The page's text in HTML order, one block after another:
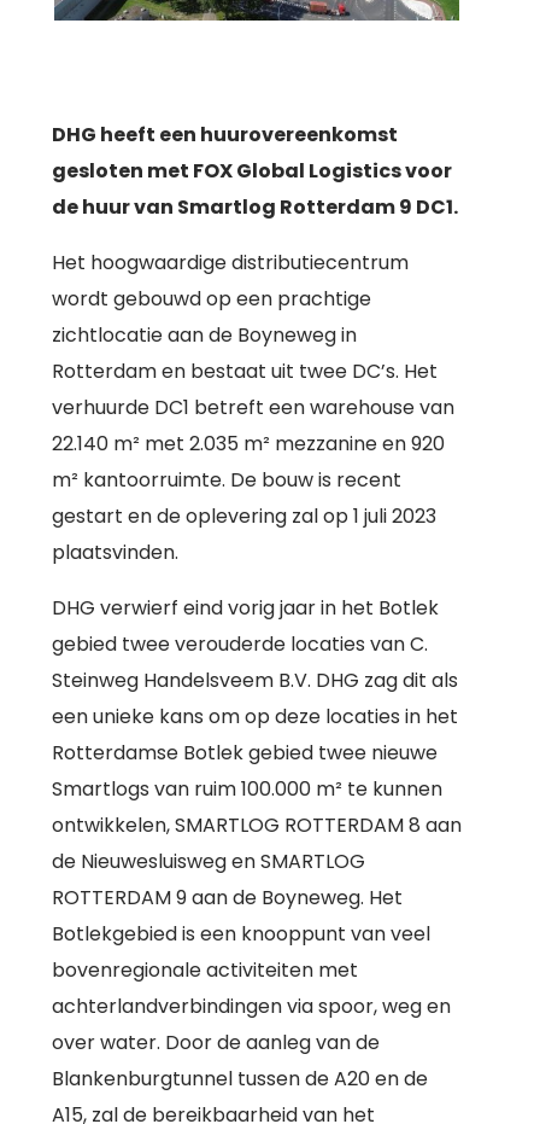
DHG heeft een huurovereenkomst
gesloten met FOX Global Logistics voor
de huur van Smartlog Rotterdam 9 DC1.
Het hoogwaardige distributiecentrum
wordt gebouwd op een prachtige
zichtlocatie aan de Boyneweg in
Rotterdam en bestaat uit twee DC’s. Het
verhuurde DC1 betreft een warehouse van
22.140 m² met 2.035 m² mezzanine en 920
m² kantoorruimte. De bouw is recent
gestart en de oplevering zal op 1 juli 2023
plaatsvinden.
DHG verwierf eind vorig jaar in het Botlek
gebied twee verouderde locaties van C.
Steinweg Handelsveem B.V. DHG zag dit als
een unieke kans om op deze locaties in het
Rotterdamse Botlek gebied twee nieuwe
Smartlogs van ruim 100.000 m² te kunnen
ontwikkelen, SMARTLOG ROTTERDAM 8 aan
de Nieuwesluisweg en SMARTLOG
ROTTERDAM 9 aan de Boyneweg. Het
Botlekgebied is een knooppunt van veel
bovenregionale activiteiten met
achterlandverbindingen via spoor, weg en
over water. Door de aanleg van de
Blankenburgtunnel tussen de A20 en de
A15, zal de bereikbaarheid van het